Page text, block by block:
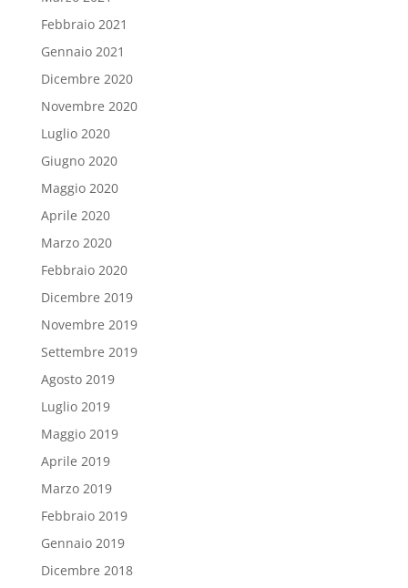
Febbraio 2021
Gennaio 2021
Dicembre 2020
Novembre 2020
Luglio 2020
Giugno 2020
Maggio 2020
Aprile 2020
Marzo 2020
Febbraio 2020
Dicembre 2019
Novembre 2019
Settembre 2019
Agosto 2019
Luglio 2019
Maggio 2019
Aprile 2019
Marzo 2019
Febbraio 2019
Gennaio 2019
Dicembre 2018